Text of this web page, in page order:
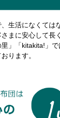
生活になくては
まに安心して長
」「kitakita!」
ります。